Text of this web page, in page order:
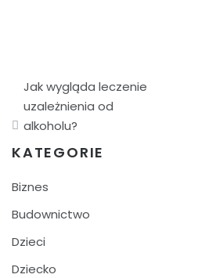
Nawigacja
wpisu
Jak wygląda leczenie
uzależnienia od
alkoholu?
KATEGORIE
Biznes
Budownictwo
Dzieci
Dziecko